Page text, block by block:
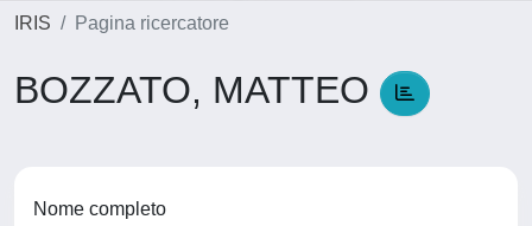
IRIS Pagina ricercatore
BOZZATO, MATTEO
Nome completo